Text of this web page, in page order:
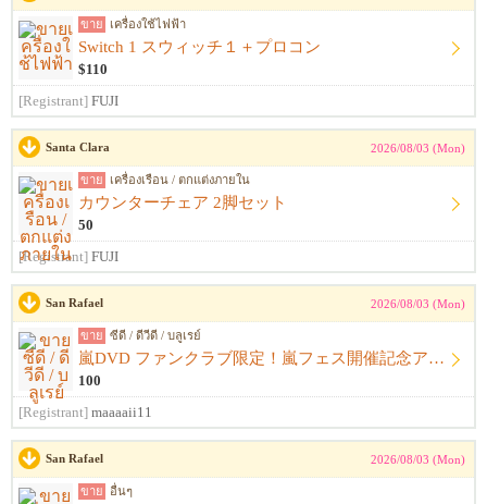
ขาย เครื่องใช้ไฟฟ้า
Switch 1 スウィッチ１＋プロコン
$110
[Registrant] FUJI
Santa Clara 2026/08/03 (Mon)
ขาย เครื่องเรือน / ตกแต่งภายใน
カウンターチェア 2脚セット
50
[Registrant] FUJI
San Rafael 2026/08/03 (Mon)
ขาย ซีดี / ดีวีดี / บลูเรย์
嵐DVD ファンクラブ限定！嵐フェス開催記念アルバム ウラ嵐マニア CD４枚組
100
[Registrant] maaaaii11
San Rafael 2026/08/03 (Mon)
ขาย อื่นๆ